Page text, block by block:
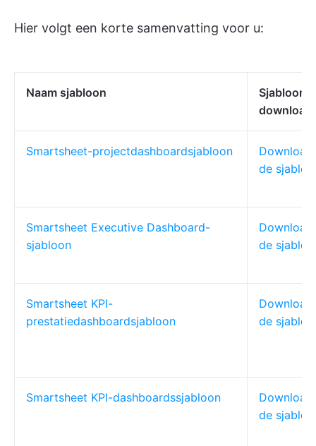
Hier volgt een korte samenvatting voor u:
Naam sjabloon
Sjabloon
Smartsheet-projectdashboardsjabloon
de
Smartsheet Executive Dashboard-
sjabloon
de
Smartsheet KPI-
prestatiedashboardsjabloon
de
Smartsheet KPI-dashboardssjabloon
de